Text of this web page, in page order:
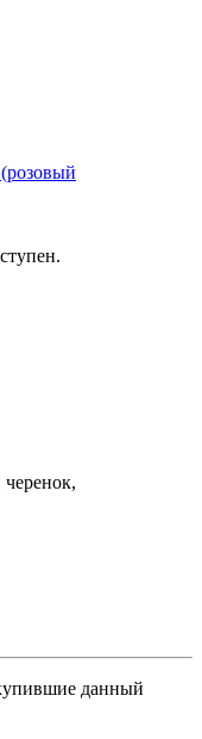
данный